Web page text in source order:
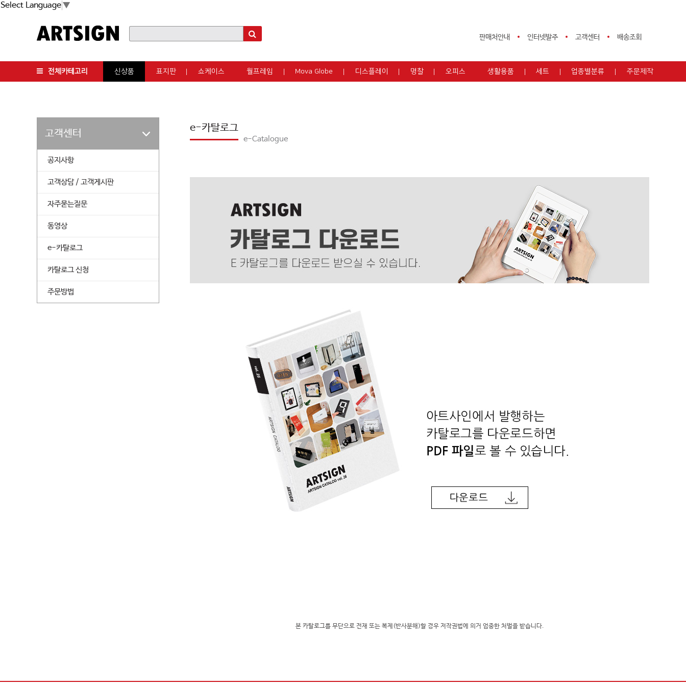
Select Language▼
판매처안내 인터넷발주 고객센터 배송조회
전체카테고리 신상품 표지판 쇼케이스 월프레임 Mova Globe 디스플레이 명찰 오피스 생활용품 세트 업종별분류 주문제작
고객센터
공지사항
고객상담 / 고객게시판
자주묻는질문
동영상
e-카탈로그
카탈로그 신청
주문방법
e-카탈로그
e-Catalogue
본 카탈로그를 무단으로 전재 또는 복제(반사분해)할 경우 저작권법에 의거 엄중한 처벌을 받습니다.